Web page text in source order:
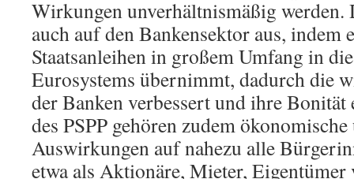
Wirkungen unverhältnismäßig werden.
auch auf den Bankensektor aus, indem
Staatsanleihen in großem Umfang in
Eurosystems übernimmt, dadurch die
der Banken verbessert und ihre
des PSPP gehören zudem
Auswirkungen auf nahezu alle
etwa als Aktionäre, Mieter,